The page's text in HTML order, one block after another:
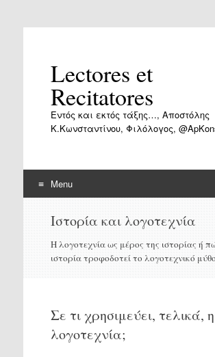
Lectores et
Recitatores
Εντός και εκτός τάξης…, Αποστόλης
Κ.Κωνσταντίνου, Φιλόλογος,
Menu
Ιστορία και λογοτεχνία
Η λογοτεχνία ως μέρος της ιστορίας ή
ιστορία τροφοδοτεί το λογοτεχνικό μύθο
Σε τι χρησιμεύει, τελικά, η
λογοτεχνία;